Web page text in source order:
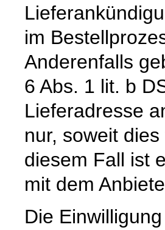
im
Anderenfalls
6 Abs. 1 lit. b
Lieferadresse
nur, soweit
diesem Fall ist
mit dem
Die